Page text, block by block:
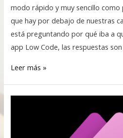
modo rápido y muy sencillo
que hay por debajo de nuestras
está preguntando por qué iba a
app Low Code, las respuestas
Leer más »